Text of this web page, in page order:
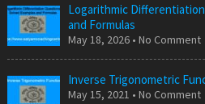
Logarithmic
and Formulas
May 18, 2026 • No Comment
Inverse Trigonometric
May 15, 2021 • No Comment